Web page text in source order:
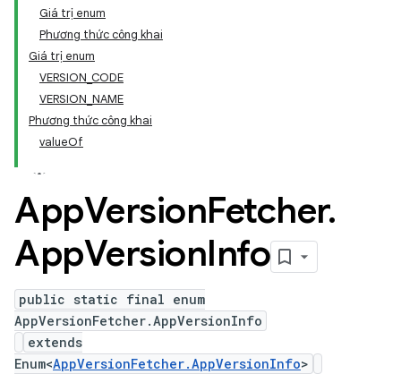
Giá trị enum
Phương thức công khai
Giá trị enum
VERSION_CODE
VERSION_NAME
Phương thức công khai
valueOf
AppVersionFetcher.
AppVersionInfo
public static final enum
AppVersionFetcher.AppVersionInfo
extends
Enum<AppVersionFetcher.AppVersionInfo>